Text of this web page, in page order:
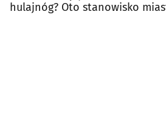
hulajnóg? Oto stanowisko